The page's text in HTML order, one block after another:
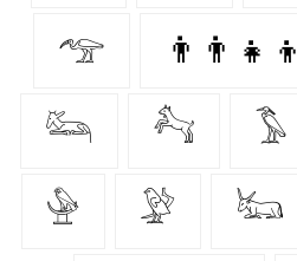
𓅠 👨‍👨‍👧‍👦
𓃛 𓃚 𓅣
𓅈 𓅶 𓃜